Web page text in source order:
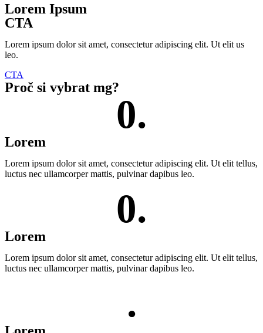
Lorem Ipsum
CTA
Lorem ipsum dolor sit amet, consectetur adipiscing elit. Ut elit us
leo.
CTA
Proč si vybrat mg?
0.
Lorem
Lorem ipsum dolor sit amet, consectetur adipiscing elit. Ut elit tellus,
luctus nec ullamcorper mattis, pulvinar dapibus leo.
0.
Lorem
Lorem ipsum dolor sit amet, consectetur adipiscing elit. Ut elit tellus,
luctus nec ullamcorper mattis, pulvinar dapibus leo.
.